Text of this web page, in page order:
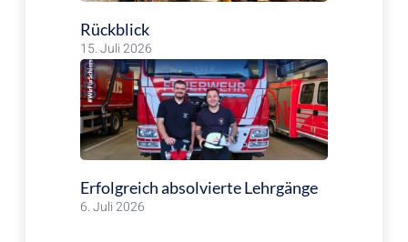
Rückblick
15. Juli 2026
Erfolgreich absolvierte Lehrgänge
6. Juli 2026